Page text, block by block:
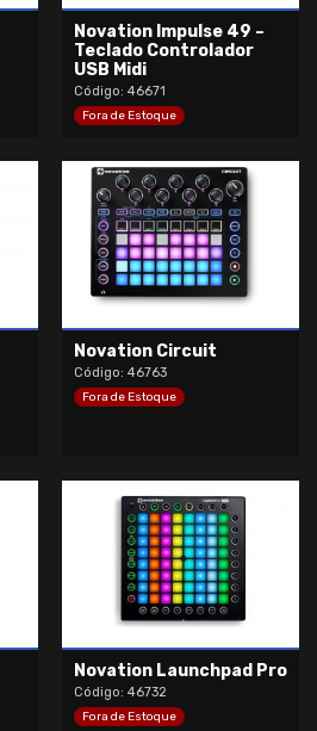
Novation Impulse 49 –
Teclado Controlador
USB Midi
Código: 46671
Fora de Estoque
Novation Circuit
Código: 46763
Fora de Estoque
Novation Launchpad Pro
Código: 46732
Fora de Estoque